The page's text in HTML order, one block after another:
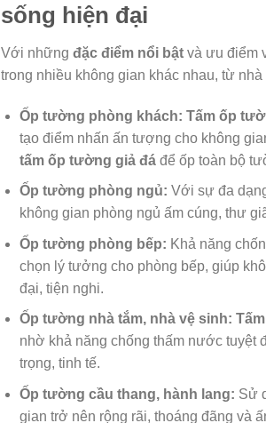
sống hiện đại
Với những đặc điểm nổi bật và ưu điểm
trong nhiều không gian khác nhau, từ
Ốp tường phòng khách: Tấm ốp
tạo điểm nhấn ấn tượng cho không
tấm ốp tường giả đáđể ốp toàn bộ
Ốp tường phòng ngủ: Với sự đa
không gian phòng ngủ ấm cúng, thư
Ốp tường phòng bếp: Khả năng
chọn lý tưởng cho phòng bếp, giúp
đại, tiện nghi.
Ốp tường nhà tắm, nhà vệ sinh:
nhờ khả năng chống thấm nước tuyệt
trọng, tinh tế.
Ốp tường cầu thang, hành lang: Sử
gian trở nên rộng rãi, thoáng đãng và